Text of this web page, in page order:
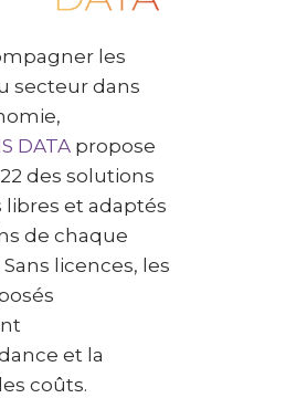
les
secteur dans
DATApropose
des solutions
libres et adaptés
de chaque
licences, les
et la
coûts.